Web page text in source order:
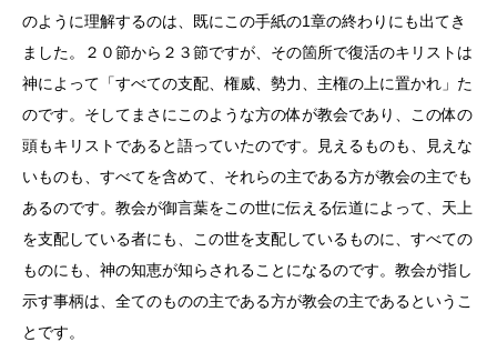
のように理解するのは、既にこの手紙の1章の終わりにも出てき
ました。２０節から２３節ですが、その箇所で復活のキリストは
神によって「すべての支配、権威、勢力、主権の上に置かれ」た
のです。そしてまさにこのような方の体が教会であり、この体の
頭もキリストであると語っていたのです。見えるものも、見えな
いものも、すべてを含めて、それらの主である方が教会の主でも
あるのです。教会が御言葉をこの世に伝える伝道によって、天上
を支配している者にも、この世を支配しているものに、すべての
ものにも、神の知恵が知らされることになるのです。教会が指し
示す事柄は、全てのものの主である方が教会の主であるというこ
とです。